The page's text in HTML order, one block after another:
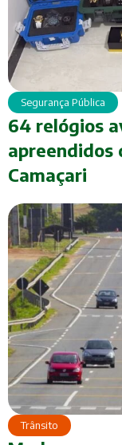
Segurança Pública
64 relógios
apreendidos
Camaçari
Trânsito